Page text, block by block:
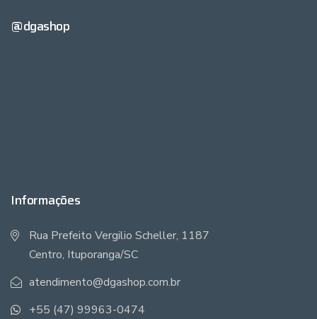
Informações
Rua Prefeito Vergilio Scheller, 1187
Centro, Ituporanga/SC
atendimento@dgashop.com.br
+55 (47) 99963-0474
@dgashop